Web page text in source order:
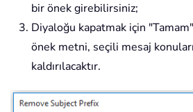
bir önek girebilirsiniz;
Diyaloğu kapatmak için
önek metni, seçili mesaj
kaldırılacaktır.